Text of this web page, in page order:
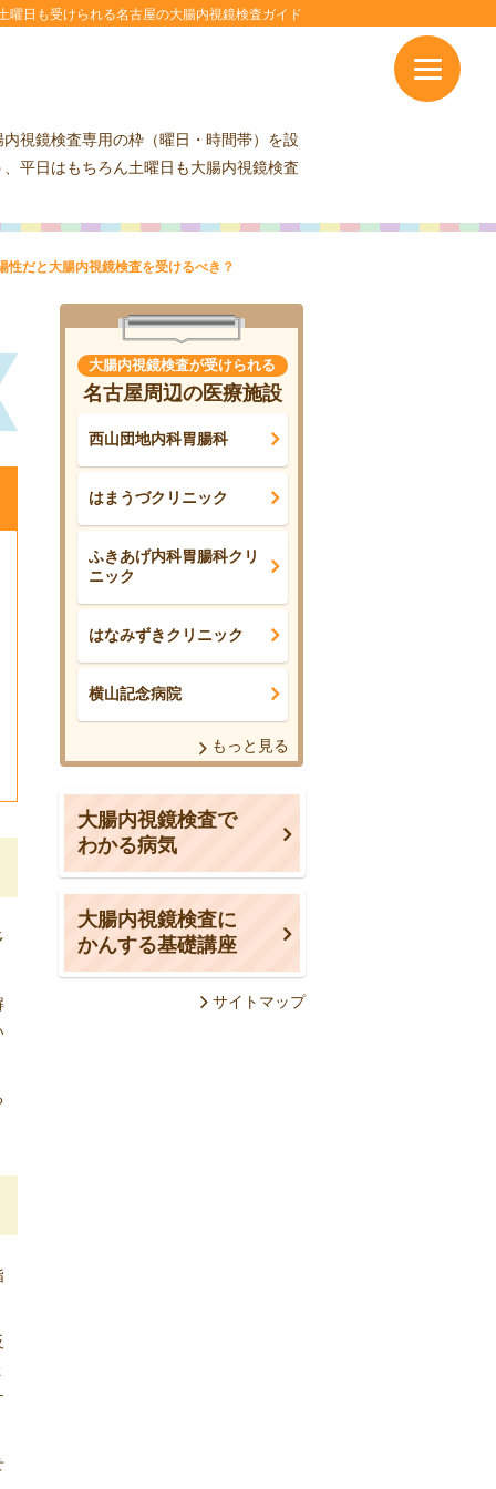
曜日も受けられる名古屋の大腸内視鏡検査ガイド
視鏡検査専用の枠（曜日・時間帯）を設
平日はもちろん土曜日も大腸内視鏡検査
性だと大腸内視鏡検査を受けるべき？
大腸内視鏡検査が受けられる
名古屋周辺の医療施設
西山団地内科胃腸科
はまうづクリニック
ふきあげ内科胃腸科クリ
ニック
はなみずきクリニック
横山記念病院
もっと見る
大腸内視鏡検査で
わかる病気
大腸内視鏡検査に
かんする基礎講座
サイトマップ